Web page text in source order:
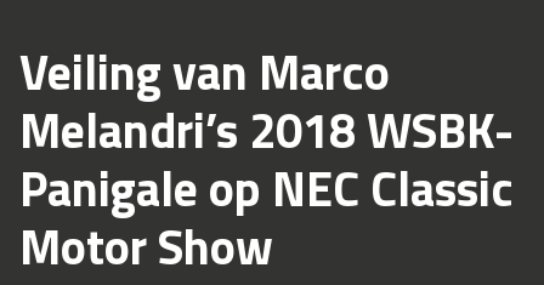
Veiling van Marco
Melandri’s 2018 WSBK-
Panigale op NEC Classic
Motor Show